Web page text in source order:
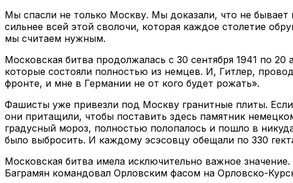
Мы спасли не только Москву. Мы доказали, что не
сильнее всей этой сволочи, которая каждое столетие
мы считаем нужным.
Московская битва продолжалась с 30 сентября 1941 по
которые состояли полностью из немцев. И, Гитлер,
фронте, и мне в Германии не от кого будет рожать».
Фашисты уже привезли под Москву гранитные плиты.
они притащили, чтобы поставить здесь памятник
градусный мороз, полностью полопалось и пошло в
было выбросить. И каждому эсэсовцу обещали по 330
Московская битва имела исключительно важное
Баграмян командовал Орловским фасом на Орловско-